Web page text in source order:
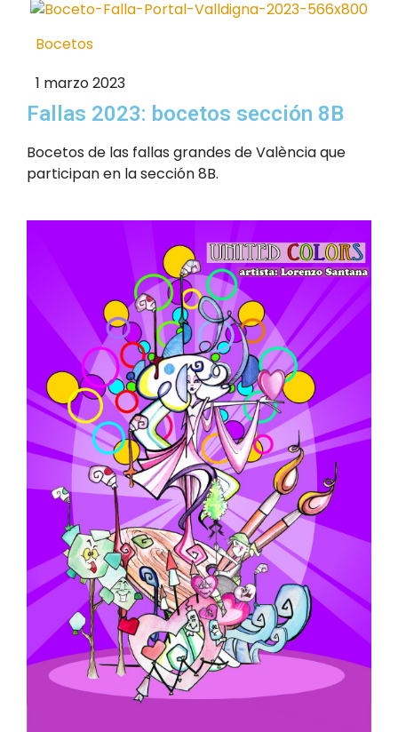
Bocetos
1 marzo 2023
Fallas 2023: bocetos sección 8B
Bocetos de las fallas grandes de València que
participan en la sección 8B.